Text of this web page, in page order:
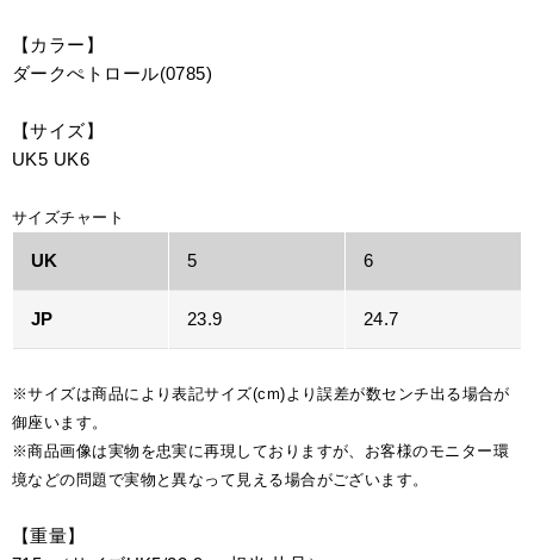
【カラー】
ダークぺトロール(0785)
【サイズ】
UK5 UK6
サイズチャート
UK 5 6
JP 23.9 24.7
※サイズは商品により表記サイズ(cm)より誤差が数センチ出る場合が
御座います。
※商品画像は実物を忠実に再現しておりますが、お客様のモニター環
境などの問題で実物と異なって見える場合がございます。
【重量】